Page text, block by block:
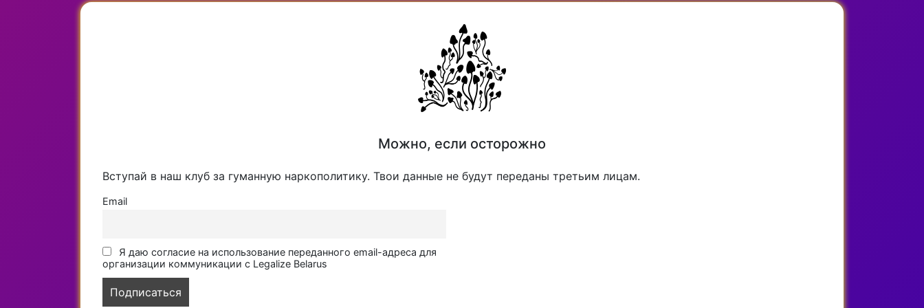
Можно, если осторожно
Вступай в наш клуб за гуманную наркополитику. Твои данные не будут переданы третьим лицам.
Email
Я даю согласие на использование переданного email-адреса для
организации коммуникации с Legalize Belarus